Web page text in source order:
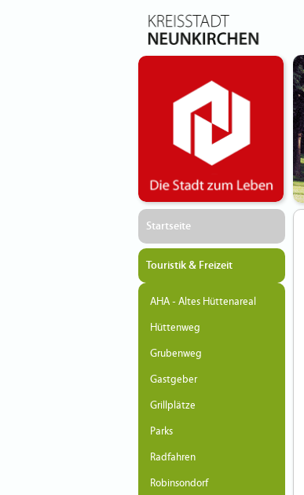
Startseite
Touristik & Freizeit
AHA - Altes Hüttenareal
Hüttenweg
Grubenweg
Gastgeber
Grillplätze
Parks
Radfahren
Robinsondorf